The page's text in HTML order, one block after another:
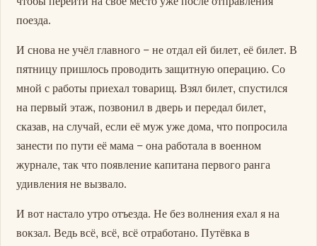
поезда.
И снова не учёл главного – не отдал ей билет, её билет. В
пятницу пришлось проводить защитную операцию. Со
мной с работы приехал товарищ. Взял билет, спустился
на первый этаж, позвонил в дверь и передал билет,
сказав, на случай, если её муж уже дома, что попросила
занести по пути её мама – она работала в военном
журнале, так что появление капитана первого ранга
удивления не вызвало.
И вот настало утро отъезда. Не без волнения ехал я на
вокзал. Ведь всё, всё, всё отработано. Путёвка в